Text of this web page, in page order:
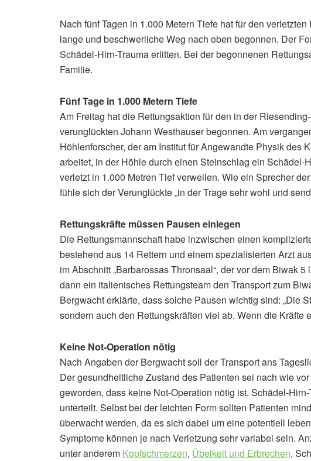
Nach fünf Tagen in 1.000 Metern Tiefe hat für den
lange und beschwerliche Weg nach oben begonnen. Der
Schädel-Hirn-Trauma erlitten. Bei der begonnenen
Familie.
Fünf Tage in 1.000 Metern Tiefe
Am Freitag hat die Rettungsaktion für den in der
verunglückten Johann Westhauser begonnen. Am
Höhlenforscher, der am Institut für Angewandte Physik des
arbeitet, in der Höhle durch einen Steinschlag ein Schädel-
verletzt in 1.000 Metren Tief verweilen. Wie ein Sprecher
fühle sich der Verunglückte „in der Trage sehr wohl und
Rettungskräfte müssen Pausen einlegen
Die Rettungsmannschaft habe inzwischen einen
bestehend aus 14 Rettern und einem spezialisierten Arzt
im Abschnitt „Barbarossas Thronsaal“, der vor dem Biwak
dann ein italienisches Rettungsteam den Transport zum
Bergwacht erklärte, dass solche Pausen wichtig sind: „Die
sondern auch den Rettungskräften viel ab. Wenn die Kräfte
Keine Not-Operation nötig
Nach Angaben der Bergwacht soll der Transport ans
Der gesundheitliche Zustand des Patienten sei nach wie
geworden, dass keine Not-Operation nötig ist. Schädel-
unterteilt. Selbst bei der leichten Form sollten Patienten
überwacht werden, da es sich dabei um eine potentiell
Symptome können je nach Verletzung sehr variabel sein.
unter anderem Kopfschmerzen, Übelkeit und Erbrechen,